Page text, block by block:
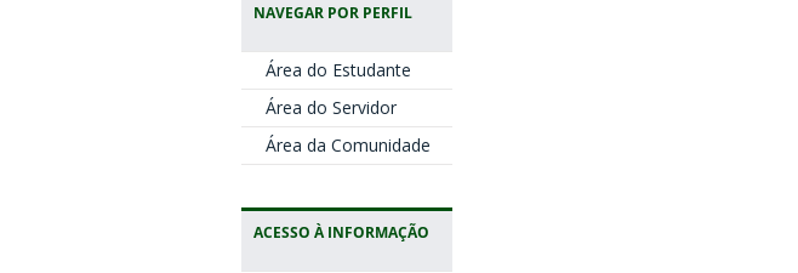
NAVEGAR POR PERFIL
Área do Estudante
Área do Servidor
Área da Comunidade
ACESSO À INFORMAÇÃO